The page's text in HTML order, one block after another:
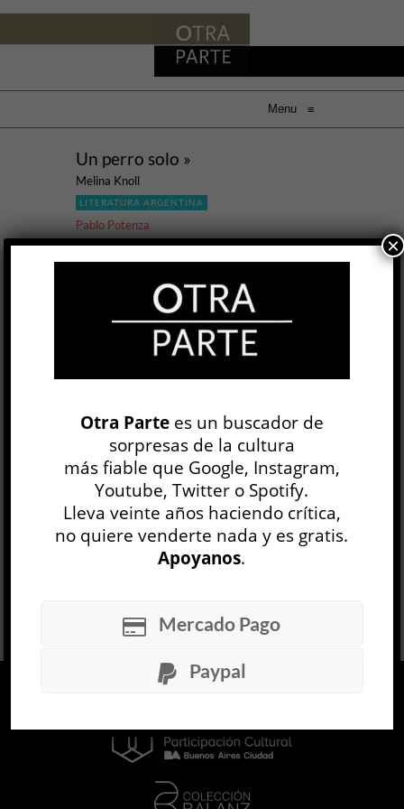
Menu ≡
Un perro solo »
Melina Knoll
LITERATURA ARGENTINA
Pablo Potenza
4 AGO, 2016
juega en el límite de lo que puede o no ser
dicho. Esa frontera no es una norma, sino una
orilla —móvil, irregular, efímera— que traza sus
líneas según culturas, épocas y contextos. En
Un perro solo, su primera novela, Melina Knoll
aquello que (¿por pudor?, ¿por moral?, ¿por
incapacidad de...
LEER MÁS
Otra Partees un buscador de
sorpresas de la cultura
más fiable que Google, Instagram,
Youtube, Twitter o Spotify.
Lleva veinte años haciendo crítica,
no quiere venderte nada y es gratis.
Apoyanos.
Mercado Pago
Paypal
×